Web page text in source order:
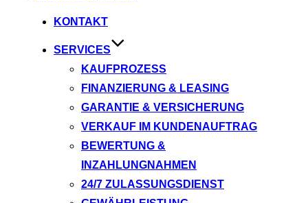
springen
KONTAKT
SERVICES
KAUFPROZESS
FINANZIERUNG & LEASING
GARANTIE & VERSICHERUNG
VERKAUF IM KUNDENAUFTRAG
BEWERTUNG &
INZAHLUNGNAHMEN
24/7 ZULASSUNGSDIENST